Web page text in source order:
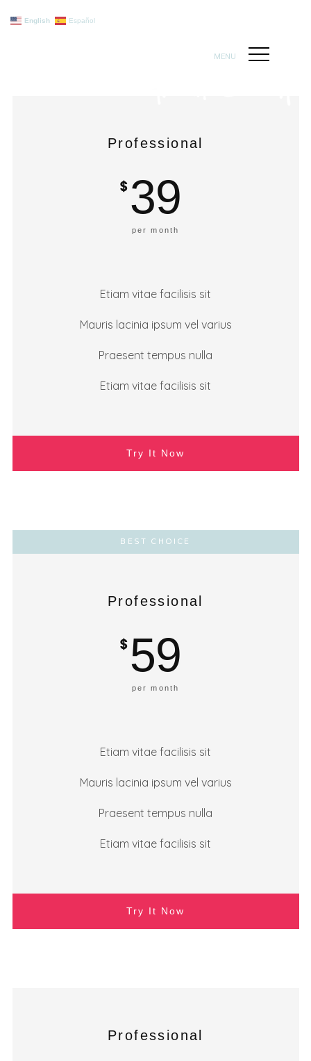
Professional
$ 39
per month
Etiam vitae facilisis sit
Mauris lacinia ipsum vel varius
Praesent tempus nulla
Etiam vitae facilisis sit
Try It Now
BEST CHOICE
Professional
$ 59
per month
Etiam vitae facilisis sit
Mauris lacinia ipsum vel varius
Praesent tempus nulla
Etiam vitae facilisis sit
Try It Now
Professional
English Español
MENU